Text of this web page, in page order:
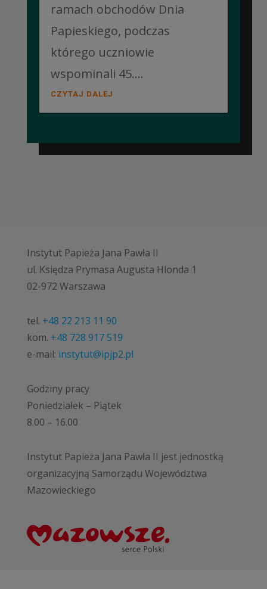
ramach obchodów Dnia
Papieskiego, podczas
którego uczniowie
wspominali 45....
CZYTAJ DALEJ
Instytut Papieża Jana Pawła II
ul. Księdza Prymasa Augusta Hlonda 1
02-972 Warszawa
tel. +48 22 213 11 90
kom. +48 728 917 519
e-mail: instytut@ipjp2.pl
Godziny pracy
Poniedziałek – Piątek
8.00 – 16.00
Instytut Papieża Jana Pawła II jest jednostką
organizacyjną Samorządu Województwa
Mazowieckiego